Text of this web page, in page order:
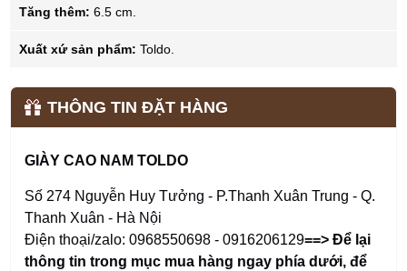
Tăng thêm: 6.5 cm.
Xuất xứ sản phẩm: Toldo.
THÔNG TIN ĐẶT HÀNG
GIÀY CAO NAM TOLDO
Số 274 Nguyễn Huy Tưởng - P.Thanh Xuân Trung - Q.
Thanh Xuân - Hà Nội
Điện thoại/zalo: 0968550698 - 0916206129==> Để lại
thông tin trong mục mua hàng ngay phía dưới,để